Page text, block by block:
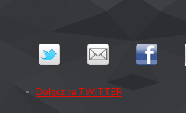
Dołącz na TWITTER